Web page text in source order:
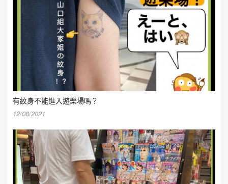
有紋身不能進入遊樂場嗎？
12/08/2021